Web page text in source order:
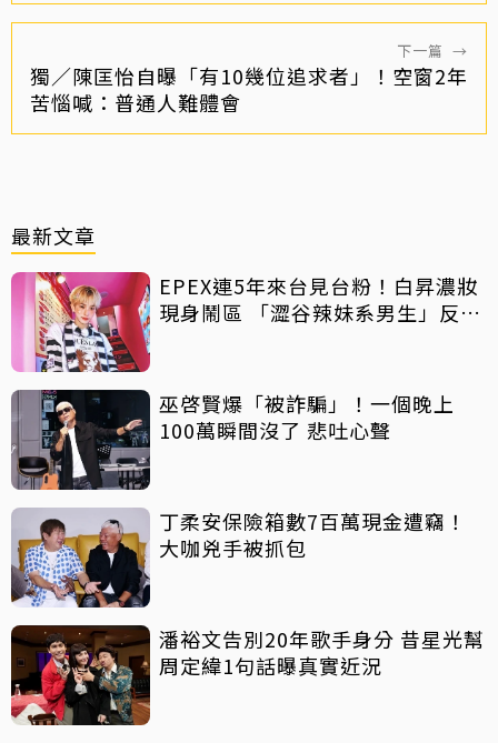
下一篇 →
獨／陳匡怡自曝「有10幾位追求者」！空窗2年
苦惱喊：普通人難體會
最新文章
EPEX連5年來台見台粉！白昇濃妝
現身鬧區 「澀谷辣妹系男生」反差
巫啓賢爆「被詐騙」！一個晚上
100萬瞬間沒了 悲吐心聲
丁柔安保險箱數7百萬現金遭竊！
大咖兇手被抓包
潘裕文告別20年歌手身分 昔星光幫
周定緯1句話曝真實近況